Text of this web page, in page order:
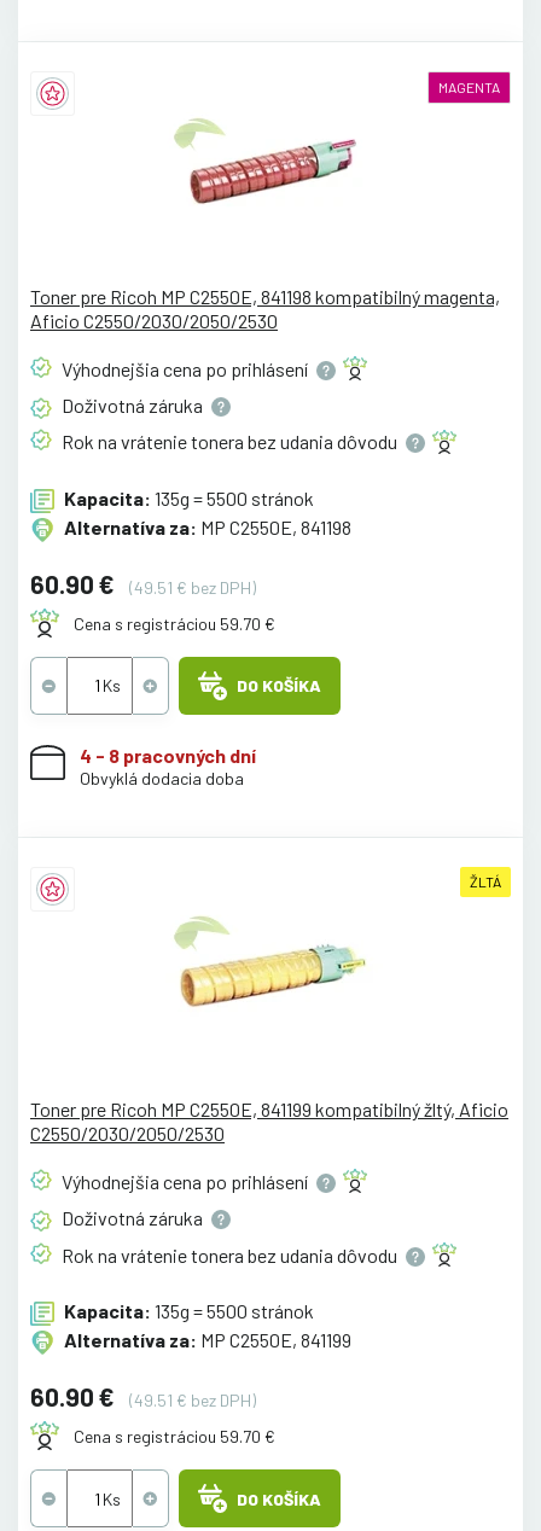
MAGENTA
Toner pre Ricoh MP C2550E, 841198 kompatibilný magenta,
Aficio C2550/2030/2050/2530
Výhodnejšia cena po prihlásení
Doživotná záruka
Rok na vrátenie tonera bez udania dôvodu
Kapacita: 135g = 5500 stránok
Alternatíva za: MP C2550E, 841198
60.90 €
(49.51 € bez DPH)
Cena s registráciou 59.70 €
DO KOŠÍKA
4 - 8 pracovných dní
Obvyklá dodacia doba
ŽLTÁ
Toner pre Ricoh MP C2550E, 841199 kompatibilný žltý, Aficio
C2550/2030/2050/2530
Výhodnejšia cena po prihlásení
Doživotná záruka
Rok na vrátenie tonera bez udania dôvodu
Kapacita: 135g = 5500 stránok
Alternatíva za: MP C2550E, 841199
60.90 €
(49.51 € bez DPH)
Cena s registráciou 59.70 €
DO KOŠÍKA